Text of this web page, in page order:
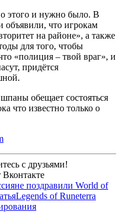
этого и нужно было. В
объявили, что игрокам
на районе», а также
для того, чтобы
«полиция – твой враг», и
придётся
обещает состояться
что известно только о
с друзьями!
Вконтакте
поздравили World of
Legends of Runeterra